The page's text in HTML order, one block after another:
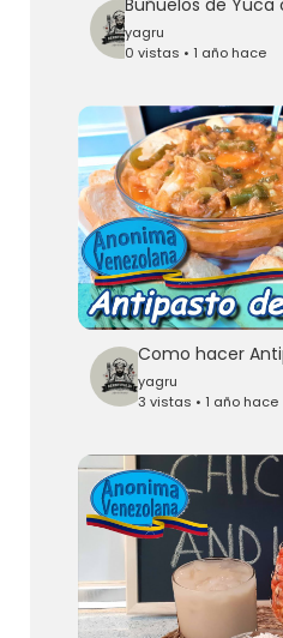
yagru
0 vistas • 1 año hace
yagru
3 vistas • 1 año hace